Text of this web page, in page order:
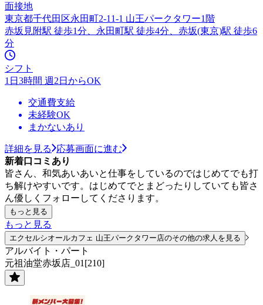
面接地
東京都千代田区永田町2-11-1 山王パークタワー1階
赤坂見附駅 徒歩1分、永田町駅 徒歩4分、赤坂(東京)駅 徒歩6
分
シフト
1日3時間 週2日からOK
交通費支給
未経験OK
まかないあり
詳細を見る
応募画面に進む
新着口コミあり
皆さん、和気あいあいと仕事をしているのではじめてでも打
ち解けやすいです。はじめてでとまどったりしていても皆さ
ん優しくフォローしてくださります。
もっと見る
もっと見る
エクセルシオールカフェ 山王パークタワー店のその他の求人を見る
アルバイト・パート
元祖油堂赤坂店_01[210]